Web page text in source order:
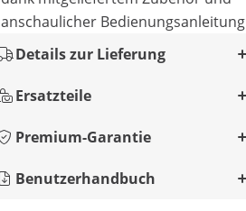
anschaulicher Bedienungsanleitung
Details zur Lieferung
Ersatzteile
Premium-Garantie
Benutzerhandbuch